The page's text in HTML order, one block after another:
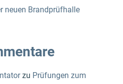
neuen Brandprüfhalle
zu Prüfungen zum